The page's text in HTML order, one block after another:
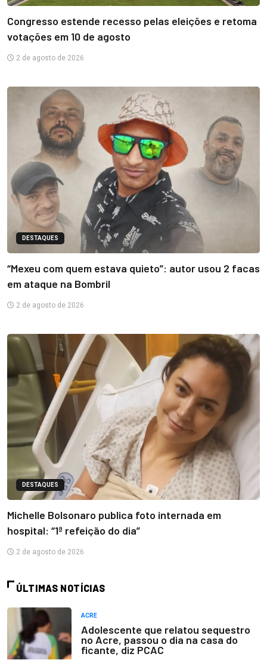
Congresso estende recesso pelas eleições e retoma
votações em 10 de agosto
2 de agosto de 2026
DESTAQUES
“Mexeu com quem estava quieto”: autor usou 2 facas
em ataque na Bombril
2 de agosto de 2026
DESTAQUES
Michelle Bolsonaro publica foto internada em
hospital: “1ª refeição do dia”
2 de agosto de 2026
ÚLTIMAS NOTÍCIAS
ACRE
Adolescente que relatou sequestro
no Acre, passou o dia na casa do
ficante, diz PCAC